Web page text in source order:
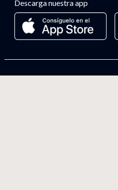
Descarga nuestra app